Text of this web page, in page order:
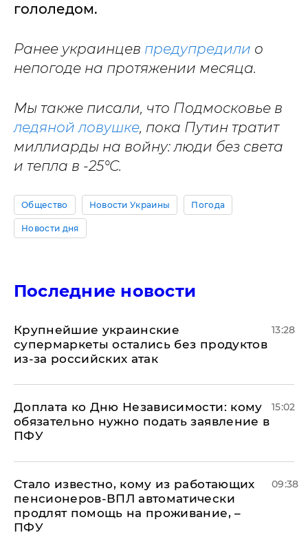
гололедом.
Ранее украинцев предупредили о
непогоде на протяжении месяца.
Мы также писали, что Подмосковье в
ледяной ловушке, пока Путин тратит
миллиарды на войну: люди без света
и тепла в -25°C.
Общество Новости Украины Погода
Новости дня
Последние новости
Крупнейшие украинские
супермаркеты остались без продуктов
из-за российских атак
13:28
Доплата ко Дню Независимости: кому
обязательно нужно подать заявление в
ПФУ
15:02
Стало известно, кому из работающих
пенсионеров-ВПЛ автоматически
продлят помощь на проживание, –
ПФУ
09:38